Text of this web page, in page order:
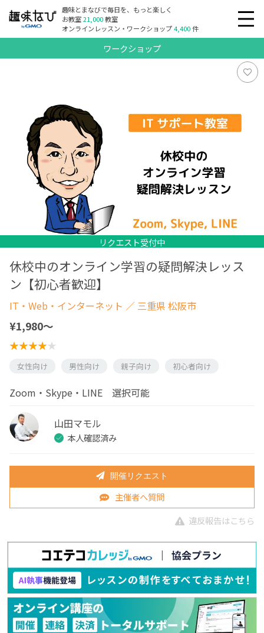
趣味とまなびで毎日を、もっと楽しく
お教室21,000教室
オンラインレッスン・ワークショップ4,400件
ワークショップ
リクエスト受付中
リクエスト受付中
休校中のオンライン学習の疑問解決レッス
ン【初心者歓迎】
IT・Web・インターネット ／ 三重県 松阪市
¥1,980〜
女性向け 男性向け 親子向け 初心者向け
Zoom・Skype・LINE 選択可能
山田マモル
本人確認済み
開催リクエスト
主催者へ質問
違反報告はこちら